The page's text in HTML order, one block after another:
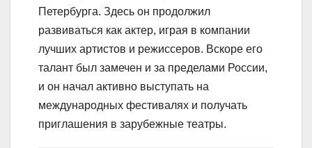
Петербурга. Здесь он продолжил
развиваться как актер, играя в компании
лучших артистов и режиссеров. Вскоре его
талант был замечен и за пределами России,
и он начал активно выступать на
международных фестивалях и получать
приглашения в зарубежные театры.